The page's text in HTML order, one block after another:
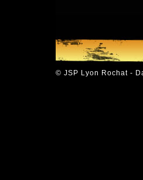
© JSP Lyon Rochat -